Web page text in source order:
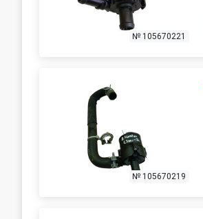
№ 105670221
№ 105670219